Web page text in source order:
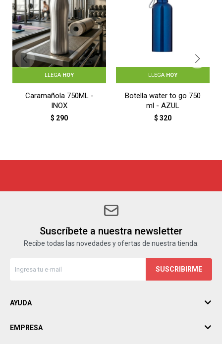
LLEGA HOY
Caramañola 750ML -
INOX
$ 290
LLEGA HOY
Botella water to go 750
ml - AZUL
$ 320
Suscríbete a nuestra newsletter
Recibe todas las novedades y ofertas de nuestra tienda.
SUSCRIBIRME
AYUDA
EMPRESA